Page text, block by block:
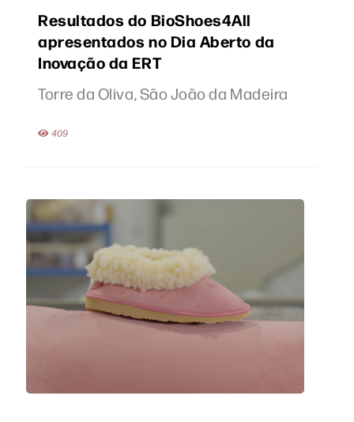
Resultados do BioShoes4All
apresentados no Dia Aberto da
Inovação da ERT
Torre da Oliva, São João da Madeira
409